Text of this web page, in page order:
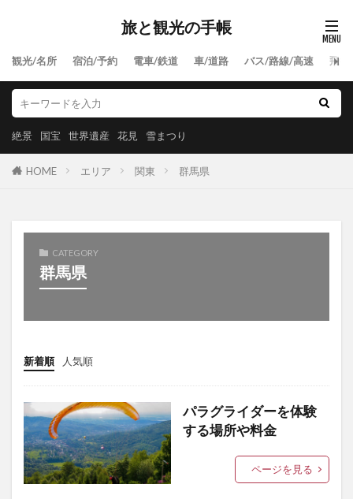
旅と観光の手帳
観光/名所 宿泊/予約 電車/鉄道 車/道路 バス/路線/高速 飛行
絶景 国宝 世界遺産 花見 雪まつり
HOME エリア 関東 群馬県
CATEGORY
群馬県
新着順 人気順
パラグライダーを体験
する場所や料金
ページを見る